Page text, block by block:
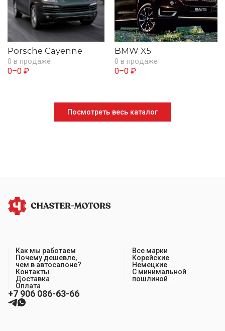
Porsche Cayenne
0 в продаже
0–0 ₽
BMW X5
0 в продаже
0–0 ₽
Посмотреть весь каталог
Как мы работаем
Почему дешевле,
чем в автосалоне?
Контакты
Доставка
Оплата
Все марки
Корейские
Немецкие
С минимальной
пошлиной
+7 906 086-63-66